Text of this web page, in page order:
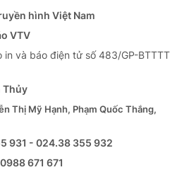
hình Việt Nam
VTV
in và báo điện tử số 483/GP-BTTTT
Thủy
Thị Mỹ Hạnh, Phạm Quốc Thắng,
931 - 024.38 355 932
0988 671 671